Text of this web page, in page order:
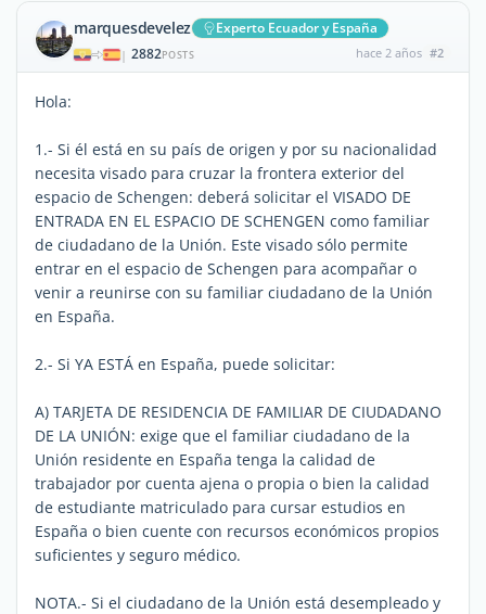
marquesdevelez Experto Ecuador y España
| 2882POSTS hace 2 años #2
Hola:
1.- Si él está en su país de origen y por su nacionalidad
necesita visado para cruzar la frontera exterior del
espacio de Schengen: deberá solicitar el VISADO DE
ENTRADA EN EL ESPACIO DE SCHENGEN como familiar
de ciudadano de la Unión. Este visado sólo permite
entrar en el espacio de Schengen para acompañar o
venir a reunirse con su familiar ciudadano de la Unión
en España.
2.- Si YA ESTÁ en España, puede solicitar:
A) TARJETA DE RESIDENCIA DE FAMILIAR DE CIUDADANO
DE LA UNIÓN: exige que el familiar ciudadano de la
Unión residente en España tenga la calidad de
trabajador por cuenta ajena o propia o bien la calidad
de estudiante matriculado para cursar estudios en
España o bien cuente con recursos económicos propios
suficientes y seguro médico.
NOTA.- Si el ciudadano de la Unión está desempleado y